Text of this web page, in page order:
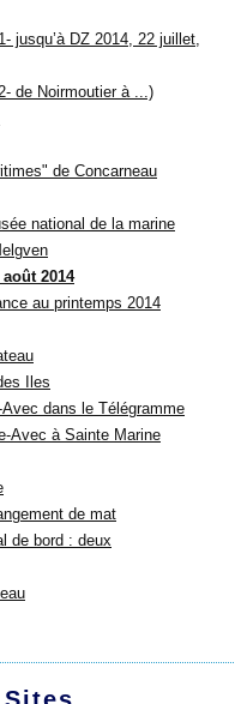
jusqu’à DZ 2014, 22 juillet,
de Noirmoutier à ...)
de Concarneau
national de la marine
2014
au printemps 2014
Iles
dans le Télégramme
Avec à Sainte Marine
de mat
de bord : deux